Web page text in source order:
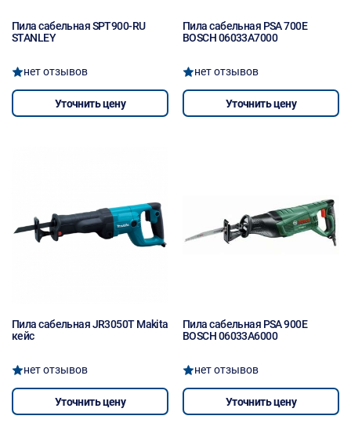
Пила сабельная SPT900-RU
STANLEY
нет отзывов
Уточнить цену
Пила сабельная PSA 700E
BOSCH 06033A7000
нет отзывов
Уточнить цену
Пила сабельная JR3050T Makita
кейс
нет отзывов
Уточнить цену
Пила сабельная PSA 900E
BOSCH 06033A6000
нет отзывов
Уточнить цену